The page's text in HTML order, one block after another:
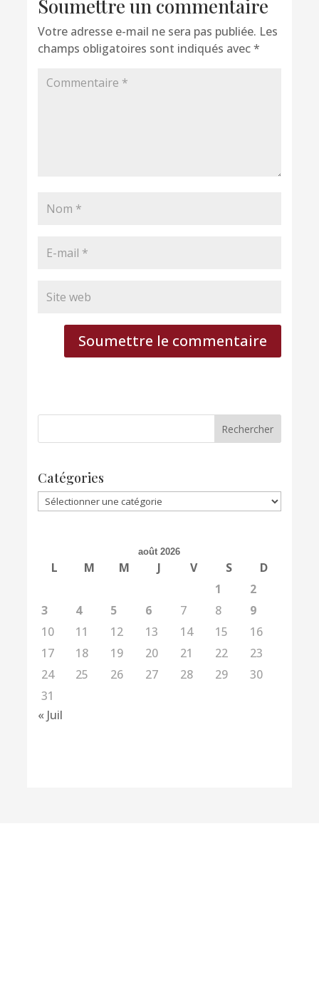
Soumettre un commentaire
Votre adresse e-mail ne sera pas publiée. Les
champs obligatoires sont indiqués avec*
Soumettre le commentaire
Catégories
Catégories
août 2026
L M M J V S
D
1
2
3
4 5 6 7 8
9
10
11 12 13 14 15
16
17
18 19 20 21 22
23
24
25 26 27 28 29
30
31
« Juil